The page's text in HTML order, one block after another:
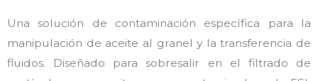
Una solución de contaminación específica para la
manipulación de aceite al granel y la transferencia de
fluidos. Diseñado para sobresalir en el filtrado de